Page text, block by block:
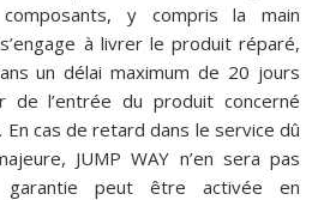
y compris la main
à livrer le produit réparé,
un délai maximum de 20 jours
de l’entrée du produit concerné
En cas de retard dans le service dû
JUMP WAY n’en sera pas
garantie peut être activée en